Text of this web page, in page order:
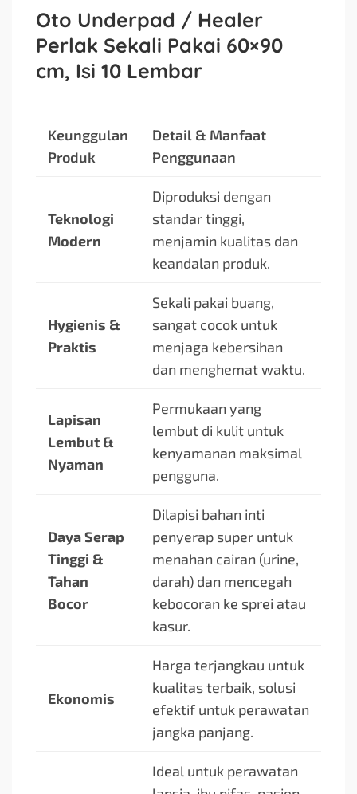
Oto Underpad / Healer
Perlak Sekali Pakai 60×90
cm, Isi 10 Lembar
Keunggulan
Produk
Detail & Manfaat
Penggunaan
Teknologi
Modern
Diproduksi dengan
standar tinggi,
menjamin kualitas dan
keandalan produk.
Hygienis &
Praktis
Sekali pakai buang,
sangat cocok untuk
menjaga kebersihan
dan menghemat waktu.
Lapisan
Lembut &
Nyaman
Permukaan yang
lembut di kulit untuk
kenyamanan maksimal
pengguna.
Daya Serap
Tinggi &
Tahan
Bocor
Dilapisi bahan inti
penyerap super untuk
menahan cairan (urine,
darah) dan mencegah
kebocoran ke sprei atau
kasur.
Ekonomis
Harga terjangkau untuk
kualitas terbaik, solusi
efektif untuk perawatan
jangka panjang.
Ideal untuk perawatan